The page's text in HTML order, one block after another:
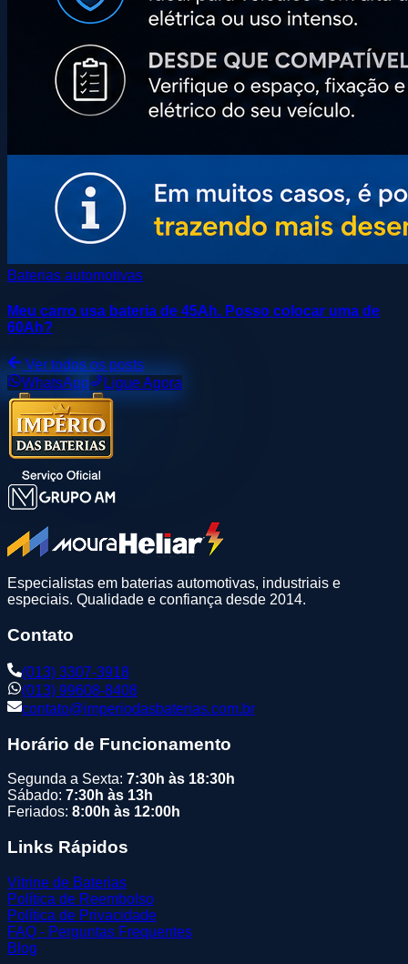
Baterias automotivas
Meu carro usa bateria de 45Ah. Posso colocar uma de
60Ah?
Ver todos os posts
WhatsApp
Ligue Agora
Especialistas em baterias automotivas, industriais e
especiais. Qualidade e confiança desde 2014.
Contato
(013) 3307-3918
(013) 99608-8408
contato@imperiodasbaterias.com.br
Horário de Funcionamento
Segunda a Sexta: 7:30h às 18:30h
Sábado: 7:30h às 13h
Feriados: 8:00h às 12:00h
Links Rápidos
Vitrine de Baterias
Política de Reembolso
Política de Privacidade
FAQ - Perguntas Frequentes
Blog